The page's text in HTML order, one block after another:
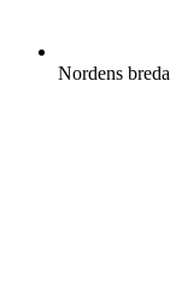
Nordens